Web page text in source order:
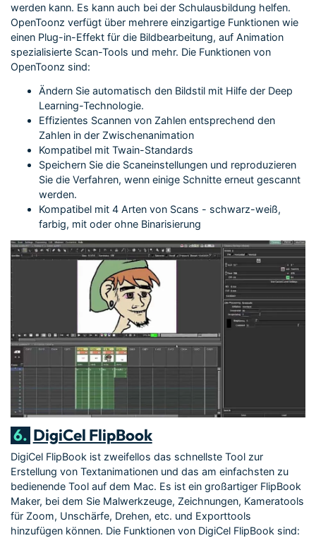
werden kann. Es kann auch bei der Schulausbildung helfen.
OpenToonz verfügt über mehrere einzigartige Funktionen wie
einen Plug-in-Effekt für die Bildbearbeitung, auf Animation
spezialisierte Scan-Tools und mehr. Die Funktionen von
OpenToonz sind:
Ändern Sie automatisch den Bildstil mit Hilfe der Deep
Learning-Technologie.
Effizientes Scannen von Zahlen entsprechend den
Zahlen in der Zwischenanimation
Kompatibel mit Twain-Standards
Speichern Sie die Scaneinstellungen und reproduzieren
Sie die Verfahren, wenn einige Schnitte erneut gescannt
werden.
Kompatibel mit 4 Arten von Scans - schwarz-weiß,
farbig, mit oder ohne Binarisierung
6. DigiCel FlipBook
DigiCel FlipBook ist zweifellos das schnellste Tool zur
Erstellung von Textanimationen und das am einfachsten zu
bedienende Tool auf dem Mac. Es ist ein großartiger FlipBook
Maker, bei dem Sie Malwerkzeuge, Zeichnungen, Kameratools
für Zoom, Unschärfe, Drehen, etc. und Exporttools
hinzufügen können. Die Funktionen von DigiCel FlipBook sind: